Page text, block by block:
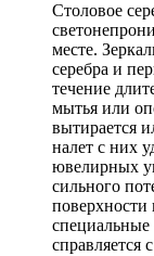
Столовое
месте.
серебра и
течение
мытья или
вытирается
налет с них
ювелирных
сильного
поверхности
специальные
справляется